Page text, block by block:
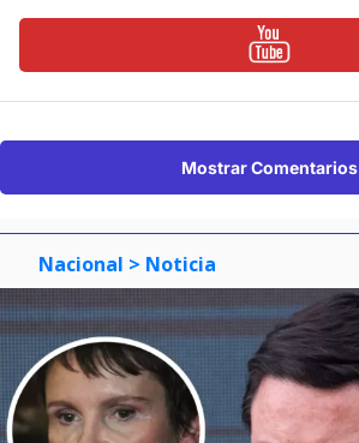
Mostrar Comentarios
Nacional > Noticia